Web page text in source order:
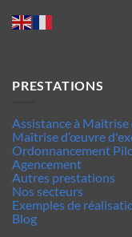
PRESTATIONS
Assistance à
Maîtrise d’œuvre
Ordonnancement
Agencement
Autres prestations
Nos secteurs
Exemples de
Blog